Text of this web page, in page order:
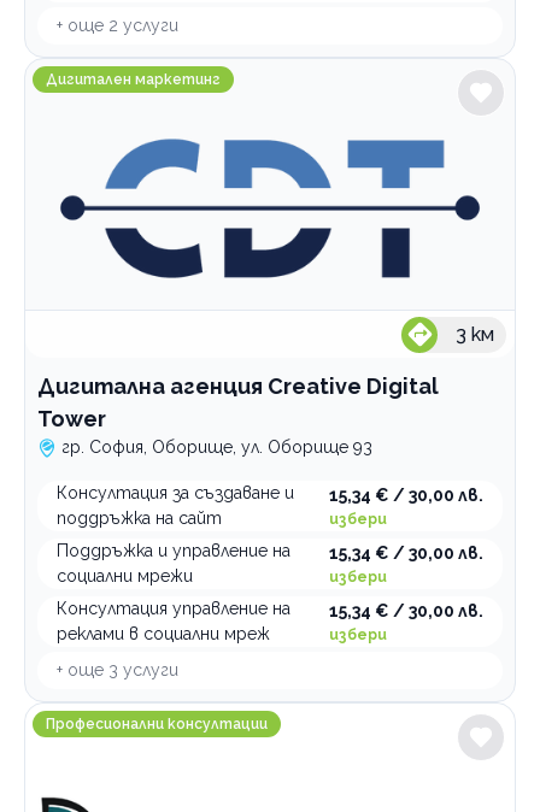
+ още 2 услуги
Дигитална агенция Creative Digital Tower
Дигитален маркетинг
3 км
Дигитална агенция Creative Digital
Tower
гр. София, Оборище, ул. Оборище 93
Консултация за създаване и
поддръжка на сайт
15,34 € / 30,00 лв.
избери
Поддръжка и управление на
социални мрежи
15,34 € / 30,00 лв.
избери
Консултация управление на
реклами в социални мреж
15,34 € / 30,00 лв.
избери
+ още 3 услуги
Финансово консултационен център Партньори
Професионални консултации